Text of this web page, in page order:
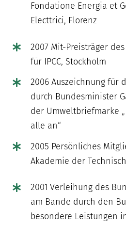
Fondatione Energia et
Electtrici, Florenz
2007 Mit-Preisträger
für IPCC, Stockholm
2006 Auszeichnung für
durch Bundesminister
der Umweltbriefmarke
alle an“
2005 Persönliches
Akademie der
2001 Verleihung des
am Bande durch den
besondere Leistungen